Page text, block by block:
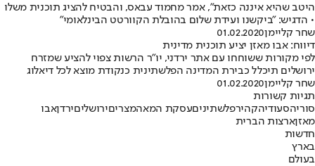
היטב שהיא איננה כזאת", אמר מחמוד עבאס, והבטיח להציג תוכנית משלו
• הדגיש: "ביקשנו ועידת שלום בהובלת הקוורטט הבינלאומי"
שחר קליימן01.02.2020
דיווח: אבו מאזן יציע תוכנית מדינית
לפי מקורות ששוחחו עם אתר ירדני, יו"ר הרשות צפוי להציע שמזרח
ירושלים תיכלל כבירת המדינה הפלשתינית כנקודת מוצא לכל דיאלוג
שחר קליימן01.02.2020
תגיות קשורות
סוריהסעודיהקהירפלשתיניםעסקת המאהמצריםירושליםירדןאבו
מאזןארצות הברית
חדשות
בארץ
בעולם